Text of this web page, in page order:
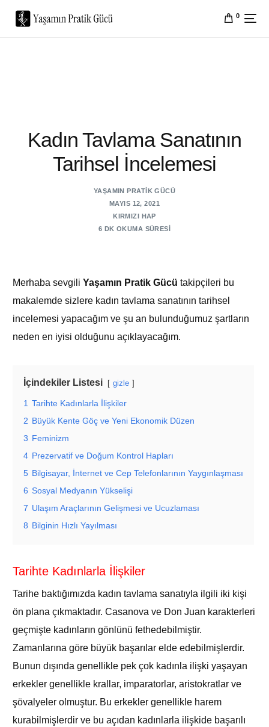
0
Kadın Tavlama Sanatının
Tarihsel İncelemesi
YAŞAMIN PRATIK GÜCÜ
MAYIS 12, 2021
KIRMIZI HAP
6 DK OKUMA SÜRESI
Merhaba sevgiliYaşamın Pratik Gücü takipçileri bu
makalemde sizlere kadın tavlama sanatının tarihsel
incelemesi yapacağım ve şu an bulunduğumuz şartların
neden en iyisi olduğunu açıklayacağım.
İçindekiler Listesi gizle
1 Tarihte Kadınlarla İlişkiler
2 Büyük Kente Göç ve Yeni Ekonomik Düzen
3 Feminizm
4 Prezervatif ve Doğum Kontrol Hapları
5 Bilgisayar, İnternet ve Cep Telefonlarının Yaygınlaşması
6 Sosyal Medyanın Yükselişi
7 Ulaşım Araçlarının Gelişmesi ve Ucuzlaması
8 Bilginin Hızlı Yayılması
Tarihte Kadınlarla İlişkiler
Tarihe baktığımızda kadın tavlama sanatıyla ilgili iki kişi
ön plana çıkmaktadır. Casanova ve Don Juan karakterleri
geçmişte kadınların gönlünü fethedebilmiştir.
Zamanlarına göre büyük başarılar elde edebilmişlerdir.
Bunun dışında genellikle pek çok kadınla ilişki yaşayan
erkekler genellikle krallar, imparatorlar, aristokratlar ve
şövalyeler olmuştur. Bu erkekler genellikle harem
kurabilmişlerdir ve bu açıdan kadınlarla ilişkide başarılı